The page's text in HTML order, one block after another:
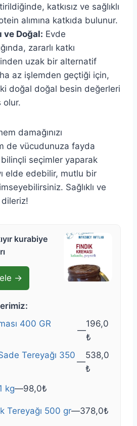
katkısız ve sağlıklı
alımına katkıda bulunur.
ve Doğal: Evde
zararlı katkı
uzak bir alternatif
az işlemden geçtiği için,
doğal doğal besin değerleri
olur.
damağınızı
de vücudunuza fayda
seçimler yaparak
elde edebilir, mutlu bir
Sağlıklı ve
kurabiye
→
400 GR
—
196,0
₺
Tereyağı 350
—
538,0
₺
kg—98,0₺
Tereyağı 500 gr—378,0₺